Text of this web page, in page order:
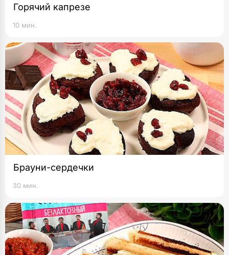
Горячий капрезе
10 мин.
Брауни-сердечки
30 мин.